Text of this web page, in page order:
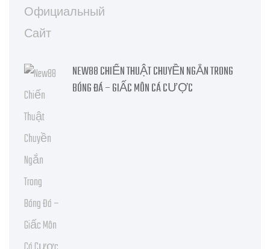
NEW88 CHIẾN THUẬT CHUYỀN NGẮN TRONG
BÓNG ĐÁ – GIẤC MÔN CÁ CƯỢC